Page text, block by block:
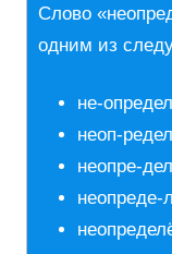
Слово
одним из
не-
неоп-
неопре-
неопреде-